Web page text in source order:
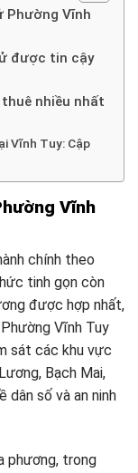
Phường Vĩnh
được tin cậy
nhiều nhất
Vĩnh Tuy: Cập
Vĩnh
chính theo
tinh gọn còn
được hợp nhất,
Vĩnh Tuy
sát các khu vực
Bạch Mai,
dân số và an ninh
phương, trong